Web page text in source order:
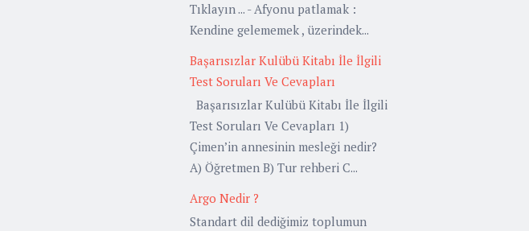
Tıklayın ... - Afyonu patlamak :
Kendine gelememek , üzerindek...
Başarısızlar Kulübü Kitabı İle İlgili
Test Soruları Ve Cevapları
Başarısızlar Kulübü Kitabı İle İlgili
Test Soruları Ve Cevapları 1)
Çimen’in annesinin mesleği nedir?
A) Öğretmen B) Tur rehberi C...
Argo Nedir ?
Standart dil dediğimiz toplumun